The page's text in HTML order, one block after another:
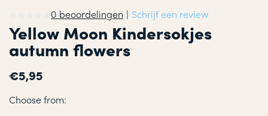
0 beoordelingen | Schrijf een review
Yellow Moon Kindersokjes
autumn flowers
€5,95
Choose from: